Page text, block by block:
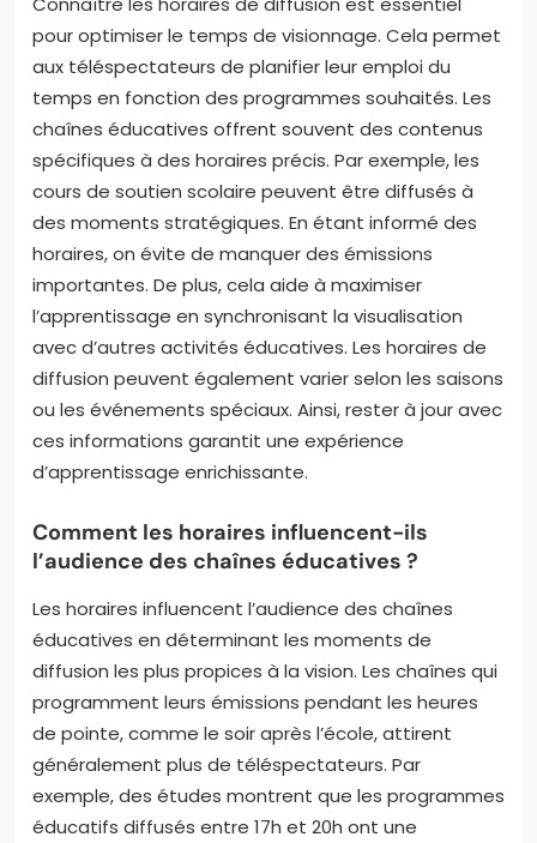
pour optimiser le temps de visionnage. Cela permet
aux téléspectateurs de planifier leur emploi du
temps en fonction des programmes souhaités. Les
chaînes éducatives offrent souvent des contenus
spécifiques à des horaires précis. Par exemple, les
cours de soutien scolaire peuvent être diffusés à
des moments stratégiques. En étant informé des
horaires, on évite de manquer des émissions
importantes. De plus, cela aide à maximiser
l’apprentissage en synchronisant la visualisation
avec d’autres activités éducatives. Les horaires de
diffusion peuvent également varier selon les saisons
ou les événements spéciaux. Ainsi, rester à jour avec
ces informations garantit une expérience
d’apprentissage enrichissante.
Comment les horaires influencent-ils
l’audience des chaînes éducatives ?
Les horaires influencent l’audience des chaînes
éducatives en déterminant les moments de
diffusion les plus propices à la vision. Les chaînes qui
programment leurs émissions pendant les heures
de pointe, comme le soir après l’école, attirent
généralement plus de téléspectateurs. Par
exemple, des études montrent que les programmes
éducatifs diffusés entre 17h et 20h ont une